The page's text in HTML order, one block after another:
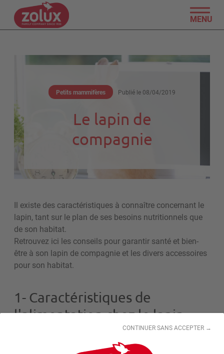
CONTINUER SANS ACCEPTER →
MENU
Petits mammifères Publié le 08/04/2019
Le lapin de
compagnie
Il existe des caractéristiques à connaître concernant le
lapin, tant sur le plan de ses besoins nutritionnels que
de son habitat.
Retrouvez ici les conseils pour garantir santé et bien-
être à son lapin de compagnie et les divers accessoires
pour son habitat.
1- Caractéristiques de
l'alimentation chez le lapin
Le lapin est un animal strictement herbivore. Il possède